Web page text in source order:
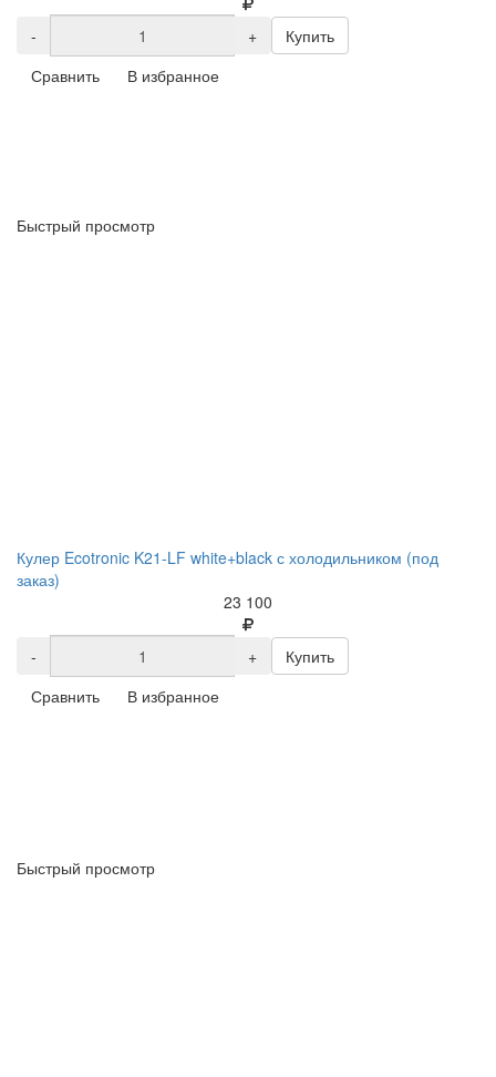
- +
Купить
Сравнить
В избранное
Быстрый просмотр
Кулер Ecotronic K21-LF white+black с холодильником (под
заказ)
23 100
- +
Купить
Сравнить
В избранное
Быстрый просмотр